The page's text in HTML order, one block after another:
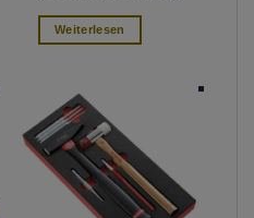
Weiterlesen